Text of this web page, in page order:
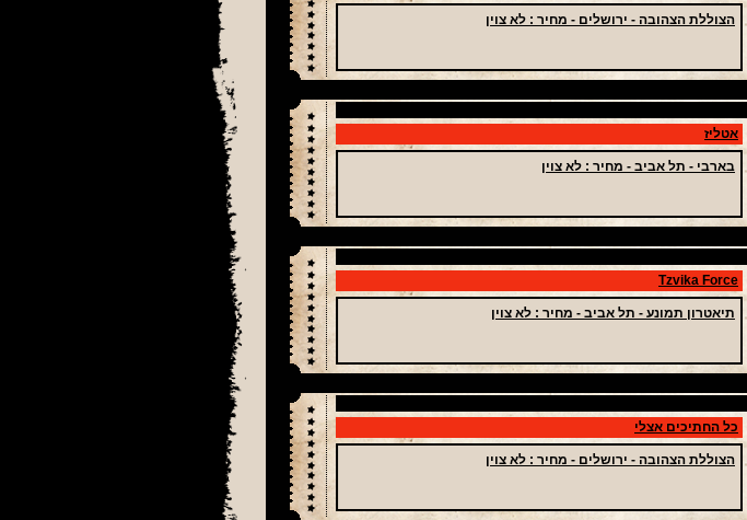
הצוללת הצהובה - ירושלים - מחיר : לא צוין
אטליז
בארבי - תל אביב - מחיר : לא צוין
Tzvika Force
תיאטרון תמונע - תל אביב - מחיר : לא צוין
כל החתיכים אצלי
הצוללת הצהובה - ירושלים - מחיר : לא צוין